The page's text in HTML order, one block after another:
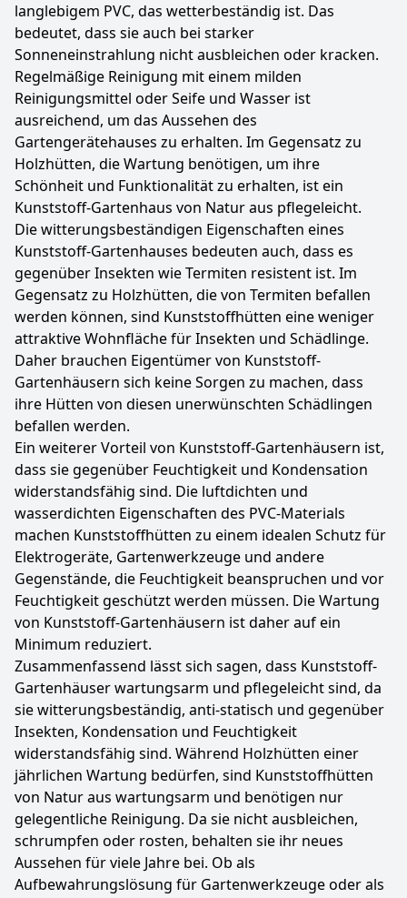
langlebigem PVC, das wetterbeständig ist. Das
bedeutet, dass sie auch bei starker
Sonneneinstrahlung nicht ausbleichen oder kracken.
Regelmäßige Reinigung mit einem milden
Reinigungsmittel oder Seife und Wasser ist
ausreichend, um das Aussehen des
Gartengerätehauses zu erhalten. Im Gegensatz zu
Holzhütten, die Wartung benötigen, um ihre
Schönheit und Funktionalität zu erhalten, ist ein
Kunststoff-Gartenhaus von Natur aus pflegeleicht.
Die witterungsbeständigen Eigenschaften eines
Kunststoff-Gartenhauses bedeuten auch, dass es
gegenüber Insekten wie Termiten resistent ist. Im
Gegensatz zu Holzhütten, die von Termiten befallen
werden können, sind Kunststoffhütten eine weniger
attraktive Wohnfläche für Insekten und Schädlinge.
Daher brauchen Eigentümer von Kunststoff-
Gartenhäusern sich keine Sorgen zu machen, dass
ihre Hütten von diesen unerwünschten Schädlingen
befallen werden.
Ein weiterer Vorteil von Kunststoff-Gartenhäusern ist,
dass sie gegenüber Feuchtigkeit und Kondensation
widerstandsfähig sind. Die luftdichten und
wasserdichten Eigenschaften des PVC-Materials
machen Kunststoffhütten zu einem idealen Schutz für
Elektrogeräte, Gartenwerkzeuge und andere
Gegenstände, die Feuchtigkeit beanspruchen und vor
Feuchtigkeit geschützt werden müssen. Die Wartung
von Kunststoff-Gartenhäusern ist daher auf ein
Minimum reduziert.
Zusammenfassend lässt sich sagen, dass Kunststoff-
Gartenhäuser wartungsarm und pflegeleicht sind, da
sie witterungsbeständig, anti-statisch und gegenüber
Insekten, Kondensation und Feuchtigkeit
widerstandsfähig sind. Während Holzhütten einer
jährlichen Wartung bedürfen, sind Kunststoffhütten
von Natur aus wartungsarm und benötigen nur
gelegentliche Reinigung. Da sie nicht ausbleichen,
schrumpfen oder rosten, behalten sie ihr neues
Aussehen für viele Jahre bei. Ob als
Aufbewahrungslösung für Gartenwerkzeuge oder als